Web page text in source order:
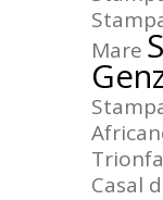
Mare
Casal